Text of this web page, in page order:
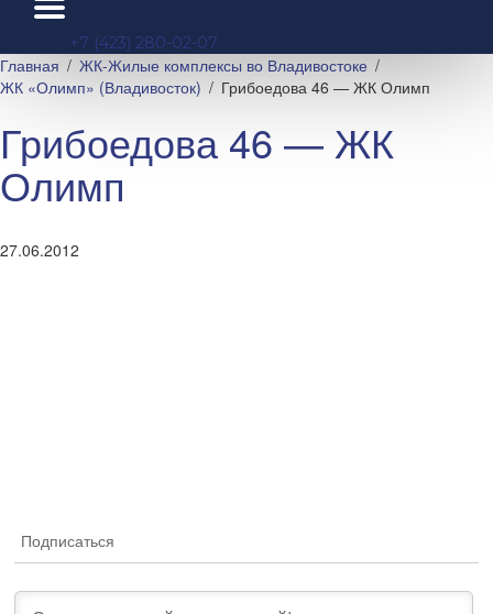
+7 (423) 280-02-07
Главная
ЖК-Жилые комплексы во Владивостоке
ЖК «Олимп» (Владивосток)
Грибоедова 46 — ЖК Олимп
Грибоедова 46 — ЖК
Олимп
27.06.2012
Подписаться